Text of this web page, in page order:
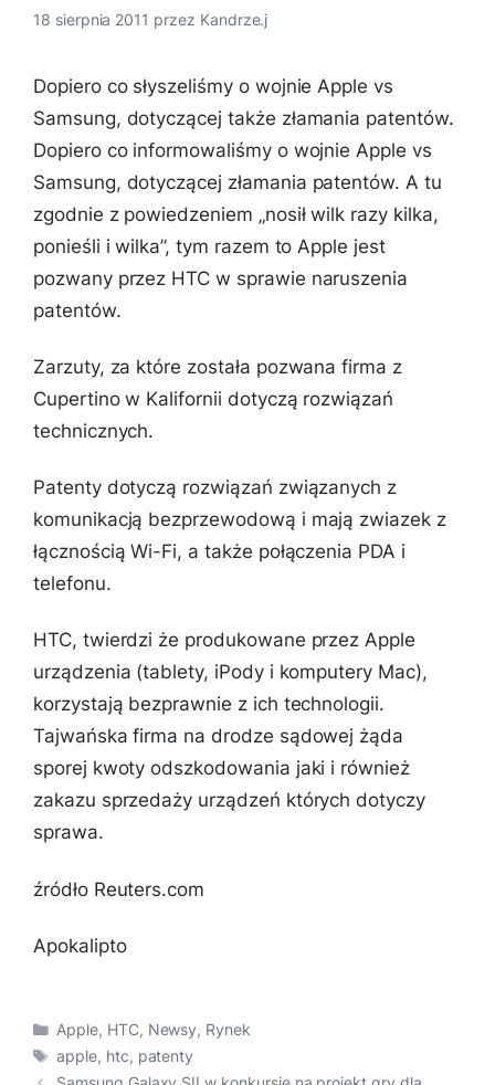
18 sierpnia 2011 przez Kandrze.j
Dopiero co słyszeliśmy o wojnie Apple vs
Samsung, dotyczącej także złamania patentów.
Dopiero co informowaliśmy o wojnie Apple vs
Samsung, dotyczącej złamania patentów. A tu
zgodnie z powiedzeniem „nosił wilk razy kilka,
ponieśli i wilka”, tym razem to Apple jest
pozwany przez HTC w sprawie naruszenia
patentów.
Zarzuty, za które została pozwana firma z
Cupertino w Kalifornii dotyczą rozwiązań
technicznych.
Patenty dotyczą rozwiązań związanych z
komunikacją bezprzewodową i mają zwiazek z
łącznością Wi-Fi, a także połączenia PDA i
telefonu.
HTC, twierdzi że produkowane przez Apple
urządzenia (tablety, iPody i komputery Mac),
korzystają bezprawnie z ich technologii.
Tajwańska firma na drodze sądowej żąda
sporej kwoty odszkodowania jaki i również
zakazu sprzedaży urządzeń których dotyczy
sprawa.
źródło Reuters.com
Apokalipto
Kategorie
Apple, HTC, Newsy, Rynek
Tagi
apple, htc, patenty